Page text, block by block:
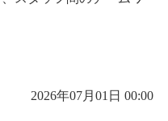
2026年07月01日 00:00